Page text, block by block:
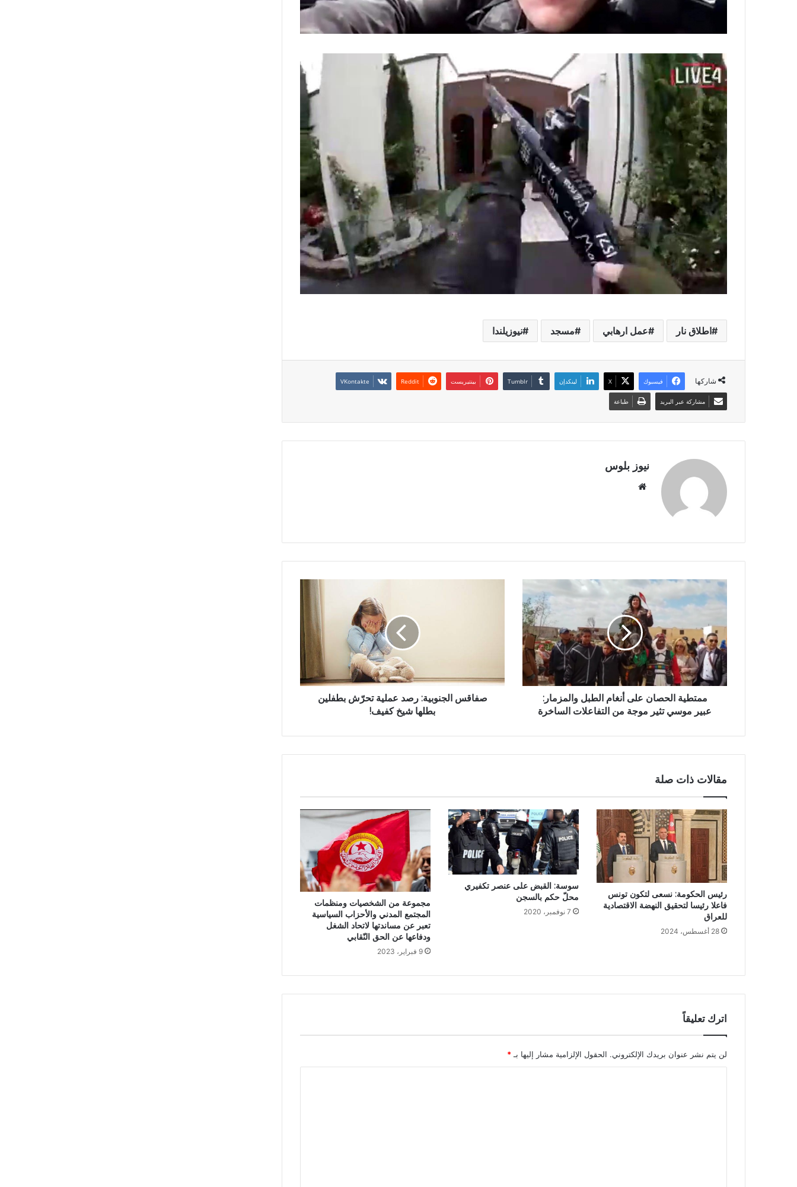
اطلاق نار عمل ارهابي مسجد نيوزيلندا
شاركها فيسبوك X لينكدإن بينتيريست
مشاركة عبر البريد طباعة
نيوز بلوس
ممتطية الحصان على أنغام الطبل والمزمار:
عبير موسي تثير موجة من التفاعلات الساخرة
صفاقس الجنوبية: رصد عملية تحرّش بطفلين
بطلها شيخ كفيف!
مقالات ذات صلة
رئيس الحكومة: نسعى لتكون تونس
فاعلا رئيسا لتحقيق النهضة الاقتصادية
للعراق
28 أغسطس، 2024
سوسة: القبض على عنصر تكفيري
محلّ حكم بالسجن
7 نوفمبر، 2020
مجموعة من الشخصيات ومنظمات
المجتمع المدني والأحزاب السياسية
تعبر عن مساندتها لاتحاد الشغل
ودفاعها عن الحق النّقابي
9 فبراير، 2023
اترك تعليقاً
لن يتم نشر عنوان بريدك الإلكتروني. الحقول الإلزامية مشار إليها بـ *